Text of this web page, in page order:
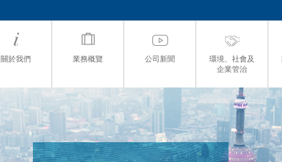
關於我們 業務概覽 公司新聞
環境、社會及
企業管治